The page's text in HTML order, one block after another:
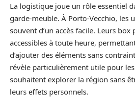
La logistique joue un rôle essentiel
garde-meuble. À Porto-Vecchio, les
souvent d’un accès facile. Leurs box
accessibles à toute heure,
d’ajouter des éléments sans
révèle particulièrement utile pour
souhaitent explorer la région sans
leurs effets personnels.